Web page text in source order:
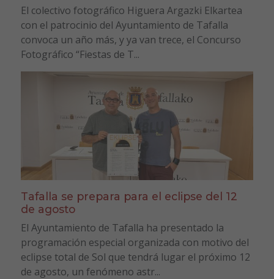
El colectivo fotográfico Higuera Argazki Elkartea
con el patrocinio del Ayuntamiento de Tafalla
convoca un año más, y ya van trece, el Concurso
Fotográfico “Fiestas de T...
Tafalla se prepara para el eclipse del 12
de agosto
El Ayuntamiento de Tafalla ha presentado la
programación especial organizada con motivo del
eclipse total de Sol que tendrá lugar el próximo 12
de agosto, un fenómeno astr...